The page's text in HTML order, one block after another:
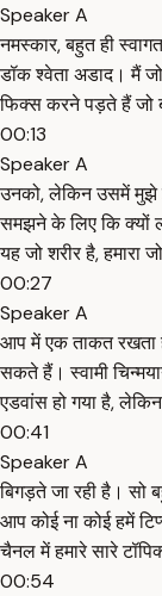
Speaker A
नमस्कार, बहुत ही
डॉक श्वेता अडाद। मैं
फिक्स करने पड़ते हैं जो
00:13
Speaker A
उनको, लेकिन उसमें मुझे
समझने के लिए कि क्यों
यह जो शरीर है, हमारा
00:27
Speaker A
आप में एक ताकत रखता
सकते हैं। स्वामी
एडवांस हो गया है,
00:41
Speaker A
बिगड़ते जा रही है। सो
आप कोई ना कोई हमें
चैनल में हमारे सारे
00:54